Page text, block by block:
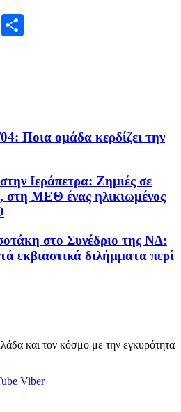
Email
Ποια ομάδα κερδίζει την
Ιεράπετρα: Ζημιές σε
στη ΜΕΘ ένας ηλικιωμένος
στο Συνέδριο της ΝΔ:
εκβιαστικά διλήμματα περί
και τον κόσμο με την εγκυρότητα
Viber